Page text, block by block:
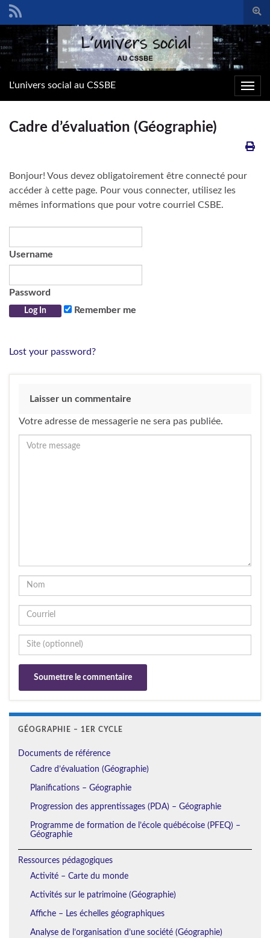
form
Search for:
L'univers social au CSSBE
Cadre d’évaluation (Géographie)
Bonjour! Vous devez obligatoirement être connecté pour
accéder à cette page. Pour vous connecter, utilisez les
mêmes informations que pour votre courriel CSBE.
Username
Password
Remember me
Lost your password?
Laisser un commentaire
Votre adresse de messagerie ne sera pas publiée.
GÉOGRAPHIE – 1ER CYCLE
Documents de référence
Cadre d’évaluation (Géographie)
Planifications – Géographie
Progression des apprentissages (PDA) – Géographie
Programme de formation de l’école québécoise (PFEQ) –
Géographie
Ressources pédagogiques
Activité – Carte du monde
Activités sur le patrimoine (Géographie)
Affiche – Les échelles géographiques
Analyse de l’organisation d’une société (Géographie)